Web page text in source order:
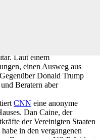
Laut einem
einen Ausweg aus
Donald Trump
Beratern aber
CNN eine anonyme
Dan Caine, der
der Vereinigten Staaten
in den vergangenen